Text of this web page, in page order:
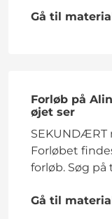
Gå til
Forløb på
øjet ser
SEKUNDÆRT
Forløbet
forløb. Søg på
Gå til